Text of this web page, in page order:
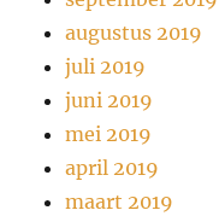
augustus 2019
juli 2019
juni 2019
mei 2019
april 2019
maart 2019